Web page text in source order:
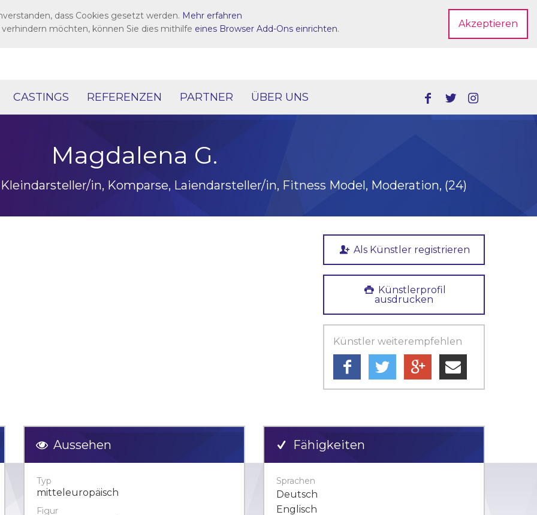
Dein Account
CASTINGS REFERENZEN PARTNER ÜBER UNS
Magdalena G.
in, Komparse, Laiendarsteller/in, Fitness Model, Moderation, (24)
Als Künstler registrieren
Künstlerprofil
ausdrucken
Künstler weiterempfehlen
Aussehen
Typ
mitteleuropäisch
Figur
Fähigkeiten
Sprachen
Deutsch
Englisch
Akzeptieren
dass Cookies gesetzt werden. Mehr erfahren
möchten, können Sie dies mithilfe eines Browser Add-Ons einrichten.